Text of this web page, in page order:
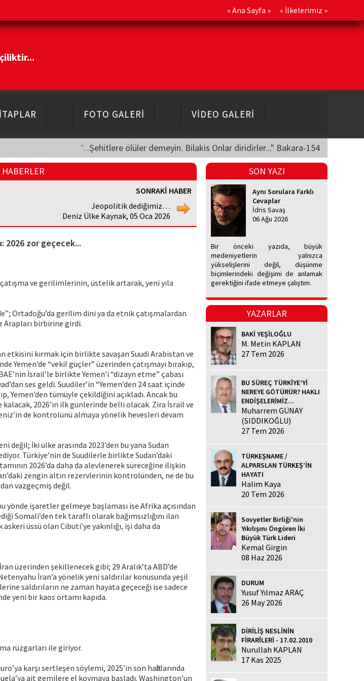
« Ana Sayfa » « İlkelerimiz »
FOTO GALERİ VİDEO GALERİ
"...Şehitlere ölüler demeyin. Bilakis Onlar diridirler..." Bakara-154
HABERLER
SONRAKİ HABER
Jeopolitik dediğimiz…
Deniz Ülke Kaynak, 05 Oca 2026
2026 zor geçecek...
çatışma ve gerilimlerinin, üstelik artarak, yeni yıla
Ortadoğu’da gerilim dini ya da etnik çatışmalardan
Arapları birbirine girdi.
etkisini kırmak için birlikte savaşan Suudi Arabistan ve
Yemen’de “vekil güçler” üzerinden çatışmayı bırakıp,
İsrail’le birlikte Yemen’i “dizayn etme” çabası
ses geldi. Suudiler’in “Yemen’den 24 saat içinde
Yemen’den tümüyle çekildiğini açıkladı. Ancak bu
2026’ın ilk günlerinde belli olacak. Zira İsrail ve
de kontrolünü almaya yönelik hevesleri devam
değil; İki ülke arasında 2023’den bu yana Sudan
Türkiye’nin de Suudilerle birlikte Sudan’daki
2026’da daha da alevlenerek süreceğine ilişkin
zengin altın rezervlerinin kontrolünden, ne de bu
vazgeçmiş değil.
yönde işaretler gelmeye başlaması ise Afrika açısından
Somali’den tek taraflı olarak bağımsızlığını ilan
üssü olan Cibuti’ye yakınlığı, işi daha da
üzerinden şekillenecek gibi; 29 Aralık’ta ABD’de
İran’a yönelik yeni saldırılar konusunda yeşil
saldırıların ne zaman hayata geçeceği ise sadece
yeni bir kaos ortamı kapıda.
rüzgarları ile giriyor.
karşı sertleşen söylemi, 2025’in son haftalarında
ait gemilere el koymaya başladı. Washington’un
SON YAZI
Aynı Sorulara Farklı
Cevaplar
İdris Savaş
06 Ağu 2026
Bir önceki yazıda, büyük
medeniyetlerin yalnızca
yükselişlerini değil, düşünme
biçimlerindeki değişimi de anlamak
gerektiğini ifade etmeye çalıştım.
YAZARLAR
BAKİ YEŞİLOĞLU
M. Metin KAPLAN
27 Tem 2026
BU SÜREÇ TÜRKİYE’Yİ
NEREYE GÖTÜRÜR? HAKLI
ENDİŞELERİMİZ...
Muharrem GÜNAY
(SIDDIKOĞLU)
27 Tem 2026
TÜRKEŞNAME /
ALPARSLAN TÜRKEŞ’İN
HAYATI
Halim Kaya
20 Tem 2026
Sovyetler Birliği'nin
Yıkılışını Öngören İki
Büyük Türk Lideri
Kemal Girgin
08 Haz 2026
DURUM
Yusuf Yılmaz ARAÇ
26 May 2026
DİRİLİŞ NESLİNİN
FİRARÎLERİ - 17.02.2010
Nurullah KAPLAN
17 Kas 2025